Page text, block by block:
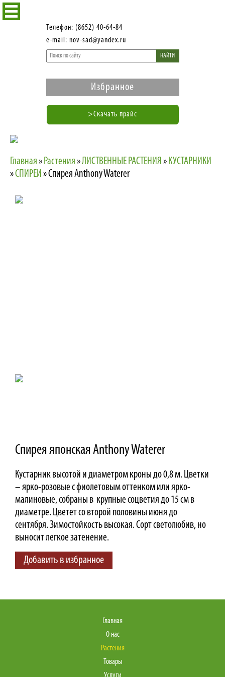
Телефон: (8652) 40-64-84
e-mail: nov-sad@yandex.ru
НАЙТИ
Избранное
>Скачать прайс
Главная» Растения»ЛИСТВЕННЫЕ РАСТЕНИЯ » КУСТАРНИКИ
»СПИРЕИ »Спирея Anthony Waterer
Спирея японская Anthony Waterer
Кустарник высотой и диаметром кроны до 0,8 м. Цветки
– ярко-розовые с фиолетовым оттенком или ярко-
малиновые, собраны в крупные соцветия до 15 см в
диаметре. Цветет со второй половины июня до
сентября. Зимостойкость высокая. Сорт светолюбив, но
выносит легкое затенение.
Добавить в избранное
Главная
О нас
Растения
Товары